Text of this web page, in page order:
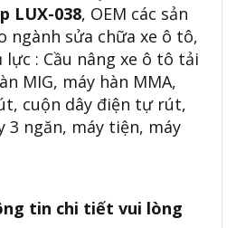
LUX-038, OEM các sản
ngành sửa chữa xe ô tô,
lực : Cầu nâng xe ô tô tải
MIG, máy hàn MMA,
cuộn dây điện tự rút,
3 ngăn, máy tiện, máy
tin chi tiết vui lòng